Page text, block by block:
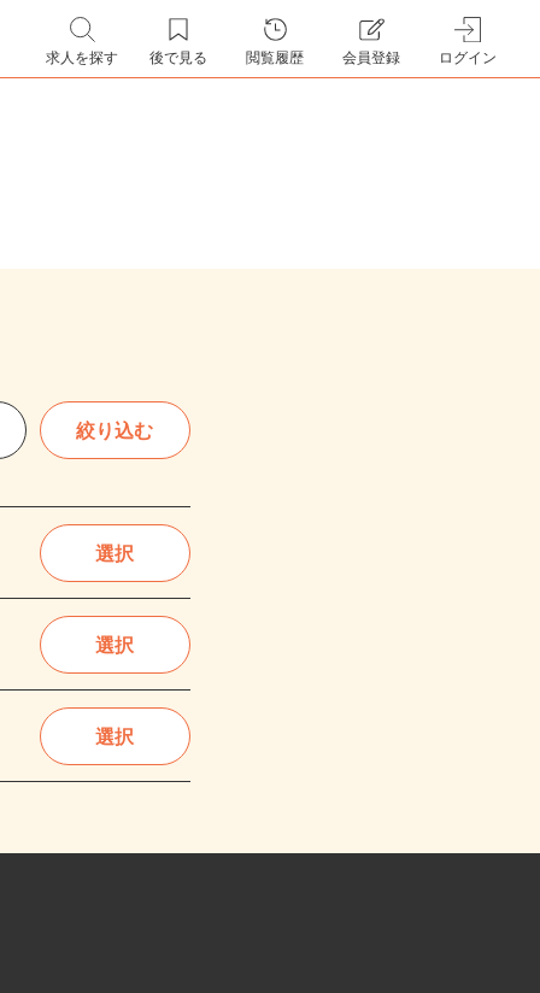
求人を探す 後で見る 閲覧履歴 会員登録 ログイン
絞り込む
選択
選択
選択